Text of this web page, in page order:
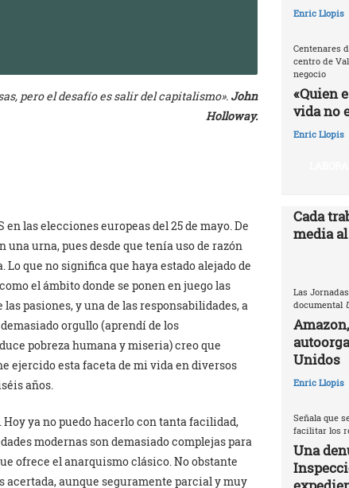
pero el desafío es salir del capitalismo».John
Holloway.
en las elecciones europeas del 25 de mayo. De
urna, pues desde que tenía uso de razón
que no significa que haya estado alejado de
el ámbito donde se ponen en juego las
pasiones, y una de las responsabilidades, a
orgullo (aprendí de los
pobreza humana y miseria) creo que
ejercido esta faceta de mi vida en diversos
años.
ya no puedo hacerlo con tanta facilidad,
modernas son demasiado complejas para
ofrece el anarquismo clásico. No obstante
acertada, aunque seguramente parcial y muy
Enric Llopis
Centenares
centro de
negocio
«Quien
vida no
Enric Llopis
Cada
media
Las
documental
Unidos
Enric Llopis
Señala que
facilitar los
Una